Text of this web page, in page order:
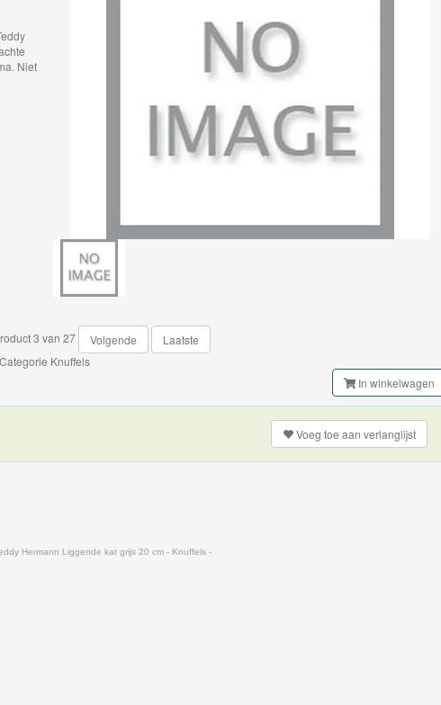
Niet
3 van 27 Volgende
Laatste
Categorie Knuffels
In winkelwagen
Voeg toe aan verlanglijst
Hermann Liggende kat grijs 20 cm - Knuffels -